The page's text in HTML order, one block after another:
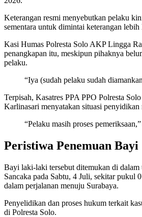
Keterangan resmi menyebutkan pelaku
sementara untuk dimintai keterangan
Kasi Humas Polresta Solo AKP Lingga
penangkapan itu, meskipun pihaknya
pelaku.
“Iya (sudah pelaku sudah
Terpisah, Kasatres PPA PPO Polresta
Karlinasari menyatakan situasi penyidikan
“Pelaku masih proses
Peristiwa Penemuan Bayi
Bayi laki-laki tersebut ditemukan di
Sancaka pada Sabtu, 4 Juli, sekitar pukul
dalam perjalanan menuju Surabaya.
Penyelidikan dan proses hukum terkait
di Polresta Solo.